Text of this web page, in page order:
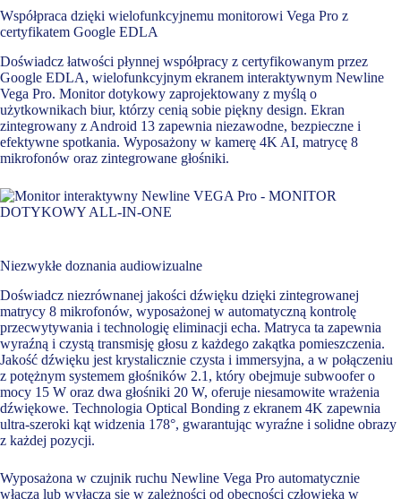
Współpraca dzięki wielofunkcyjnemu monitorowi Vega Pro z
certyfikatem Google EDLA
Doświadcz łatwości płynnej współpracy z certyfikowanym przez
Google EDLA, wielofunkcyjnym ekranem interaktywnym Newline
Vega Pro. Monitor dotykowy zaprojektowany z myślą o
użytkownikach biur, którzy cenią sobie piękny design. Ekran
zintegrowany z Android 13 zapewnia niezawodne, bezpieczne i
efektywne spotkania. Wyposażony w kamerę 4K AI, matrycę 8
mikrofonów oraz zintegrowane głośniki.
Niezwykłe doznania audiowizualne
Doświadcz niezrównanej jakości dźwięku dzięki zintegrowanej
matrycy 8 mikrofonów, wyposażonej w automatyczną kontrolę
przecwytywania i technologię eliminacji echa. Matryca ta zapewnia
wyraźną i czystą transmisję głosu z każdego zakątka pomieszczenia.
Jakość dźwięku jest krystalicznie czysta i immersyjna, a w połączeniu
z potężnym systemem głośników 2.1, który obejmuje subwoofer o
mocy 15 W oraz dwa głośniki 20 W, oferuje niesamowite wrażenia
dźwiękowe. Technologia Optical Bonding z ekranem 4K zapewnia
ultra-szeroki kąt widzenia 178°, gwarantując wyraźne i solidne obrazy
z każdej pozycji.
Wyposażona w czujnik ruchu Newline Vega Pro automatycznie
włącza lub wyłącza się w zależności od obecności człowieka w